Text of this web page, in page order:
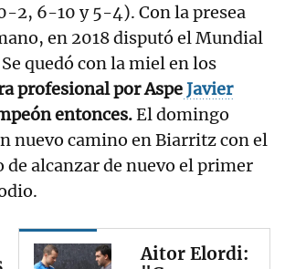
2, 6-10 y 5-4). Con la presea
en 2018 disputó el Mundial
quedó con la miel en los
profesional por AspeJavier
entonces.El domingo
nuevo camino en Biarritz con el
alcanzar de nuevo el primer
Aitor Elordi: